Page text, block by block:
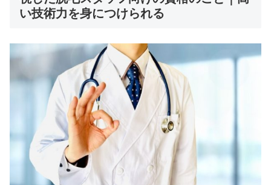
い技術力を身につけられる